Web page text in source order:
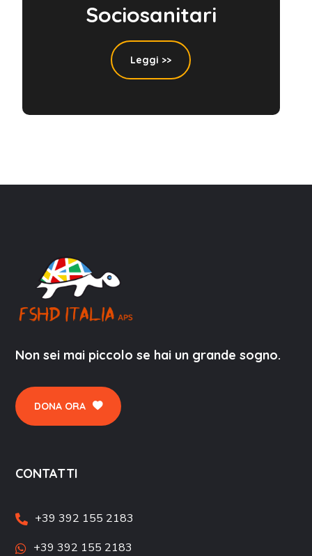
Sociosanitari
Leggi >>
Non sei mai piccolo se hai un grande sogno.
DONA ORA
CONTATTI
+39 392 155 2183
+39 392 155 2183